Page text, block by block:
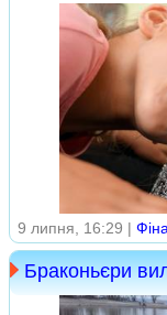
9 липня, 16:29 |
Браконьєри